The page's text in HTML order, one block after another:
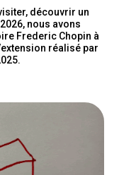
découvrir un
nous avons
Frederic Chopin à
réalisé par